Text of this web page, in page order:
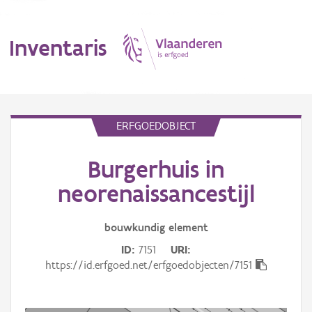
Inventaris
Aanduidingsobject
ERFGOEDOBJECT
Burgerhuis in
neorenaissancestijl
bouwkundig element
ID 7151
URI
https://id.erfgoed.net/erfgoedobjecten/7151